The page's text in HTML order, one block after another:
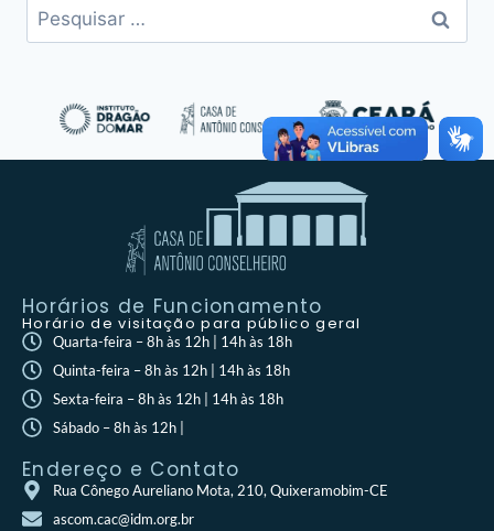
Horários de Funcionamento
Horário de visitação para público geral
Quarta-feira – 8h às 12h | 14h às 18h
Quinta-feira – 8h às 12h | 14h às 18h
Sexta-feira – 8h às 12h | 14h às 18h
Sábado – 8h às 12h |
Endereço e Contato
Rua Cônego Aureliano Mota, 210, Quixeramobim-CE
ascom.cac@idm.org.br